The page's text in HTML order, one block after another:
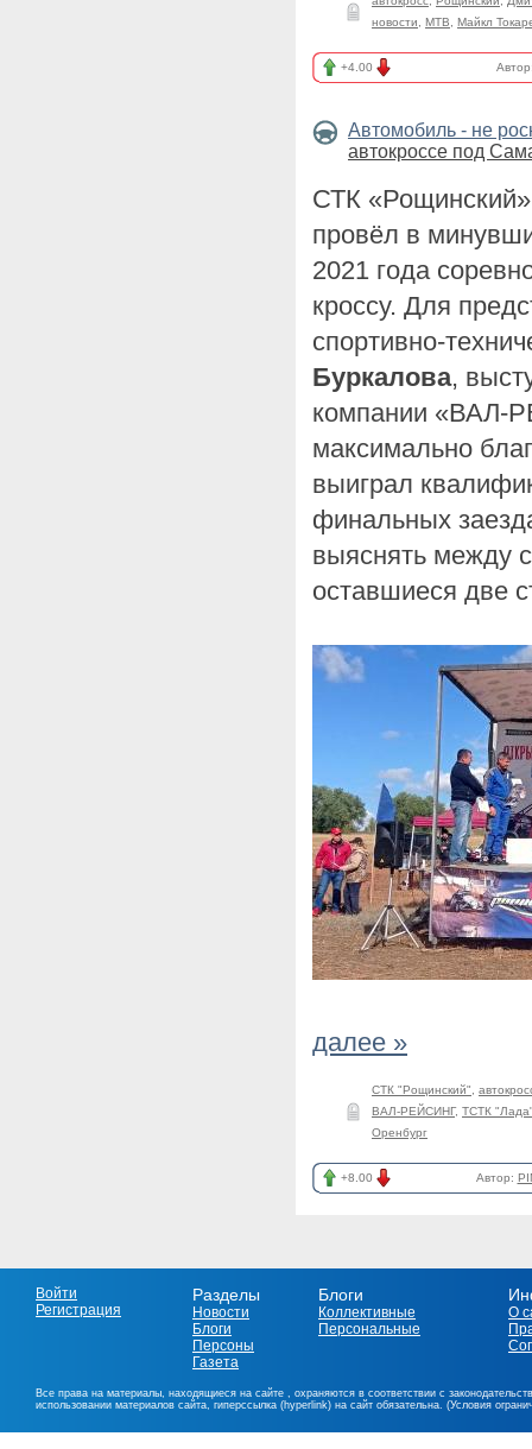
новости
МТВ Майкл
+4.00
Автомобиль - не
автокроссе под
СТК
провёл в
2021 года
кроссу. Для
спортивно-
Буркалова,
компании «ВАЛ-
максимально
выиграл
финальных
выяснять между
оставшиеся две
далее »
СТК "Рощинский"
ВАЛ-РЕЙСИНГ, ТСТК
Оренбург
+8.00 Автор:
Войти
Регистрация
Разделы
Новости
Блоги
Персоны
Газета
Блоги
Коллективные
Персональные
О
Все права на материалы, находящиеся на сайте , охраняются в соответствии с
использовании материалов сайта, гиперссылка (hyperlink) на сайт обязательна. (Условия